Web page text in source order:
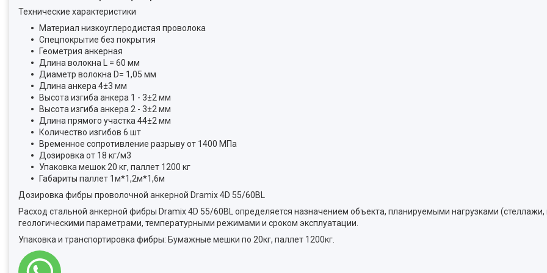
Технические характеристики
Материал низкоуглеродистая проволока
Спецпокрытие без покрытия
Геометрия анкерная
Длина волокна L = 60 мм
Диаметр волокна D= 1,05 мм
Длина анкера 4±3 мм
Высота изгиба анкера 1 - 3±2 мм
Высота изгиба анкера 2 - 3±2 мм
Длина прямого участка 44±2 мм
Количество изгибов 6 шт
Временное сопротивление разрыву от 1400 МПа
Дозировка от 18 кг/м3
Упаковка мешок 20 кг, паллет 1200 кг
Габариты паллет 1м*1,2м*1,6м
Дозировка фибры проволочной анкерной Dramix 4D 55/60BL
Расход стальной анкерной фибры Dramix 4D 55/60BL определяется назначением объекта, планируемыми нагрузками (стеллажи,
геологическими параметрами, температурными режимами и сроком эксплуатации.
Упаковка и транспортировка фибры: Бумажные мешки по 20кг, паллет 1200кг.